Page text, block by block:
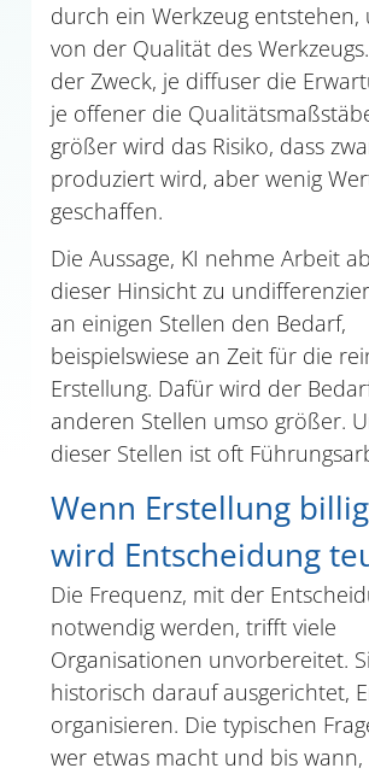
durch ein Werkzeug entstehen,
von der Qualität des
der Zweck, je diffuser die
je offener die
größer wird das Risiko, dass
produziert wird, aber wenig
geschaffen.
Die Aussage, KI nehme Arbeit
dieser Hinsicht zu
an einigen Stellen den Bedarf,
beispielswiese an Zeit für die
Erstellung. Dafür wird der
anderen Stellen umso größer.
dieser Stellen ist oft
Wenn Erstellung
wird Entscheidung
Die Frequenz, mit der
notwendig werden, trifft viele
Organisationen unvorbereitet.
historisch darauf ausgerichtet,
organisieren. Die typischen
wer etwas macht und bis wann,